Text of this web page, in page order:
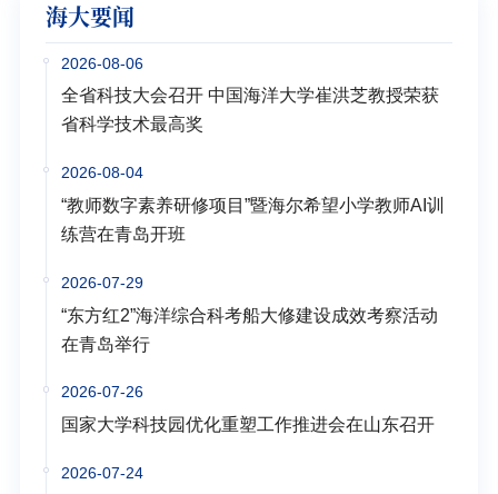
海大要闻
2026-08-06
全省科技大会召开 中国海洋大学崔洪芝教授荣获
省科学技术最高奖
2026-08-04
“教师数字素养研修项目”暨海尔希望小学教师AI训
练营在青岛开班
2026-07-29
“东方红2”海洋综合科考船大修建设成效考察活动
在青岛举行
2026-07-26
国家大学科技园优化重塑工作推进会在山东召开
2026-07-24